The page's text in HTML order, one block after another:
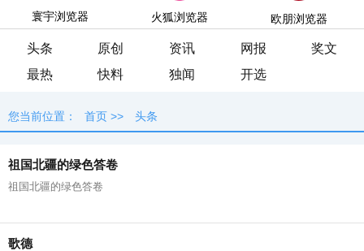
寰宇浏览器 火狐浏览器 欧朋浏览器
头条 原创 资讯 网报
奖文
最热
快料 独闻 开选
您当前位置： 首页 >> 头条
祖国北疆的绿色答卷
祖国北疆的绿色答卷
歌德